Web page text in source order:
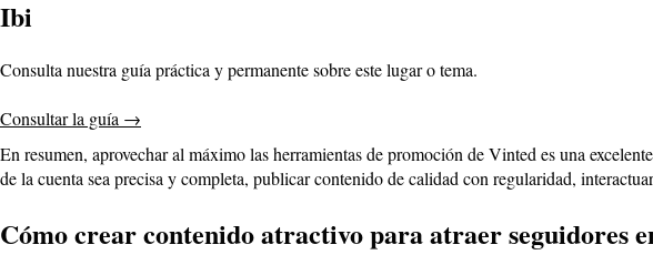
Ibi
Consulta nuestra guía práctica y permanente sobre este lugar o tema.
Consultar la guía →
En resumen, aprovechar al máximo las herramientas de promoción de Vinted es una
de la cuenta sea precisa y completa, publicar contenido de calidad con regularidad,
Cómo crear contenido atractivo para atraer seguidores